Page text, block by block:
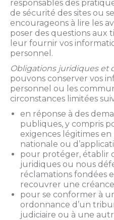
responsables des
de sécurité des sites ou
encourageons à lire les
poser des questions aux
leur fournir vos
personnel.
Obligations juridiques et
pouvons conserver vos
personnel ou les
circonstances limitées
en réponse à des
publiques, y compris
exigences légitimes
nationale ou
pour protéger, établir
juridiques ou nous
réclamations fondées
recouvrer une créance
pour se conformer à
ordonnance d’un
judiciaire ou à une